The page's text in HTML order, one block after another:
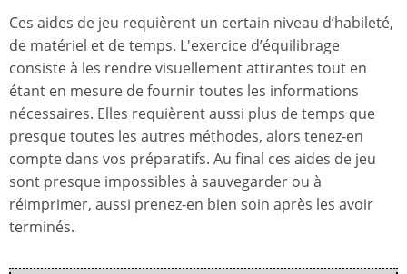
Ces aides de jeu requièrent un certain niveau d’habileté,
de matériel et de temps. L'exercice d’équilibrage
consiste à les rendre visuellement attirantes tout en
étant en mesure de fournir toutes les informations
nécessaires. Elles requièrent aussi plus de temps que
presque toutes les autres méthodes, alors tenez-en
compte dans vos préparatifs. Au final ces aides de jeu
sont presque impossibles à sauvegarder ou à
réimprimer, aussi prenez-en bien soin après les avoir
terminés.